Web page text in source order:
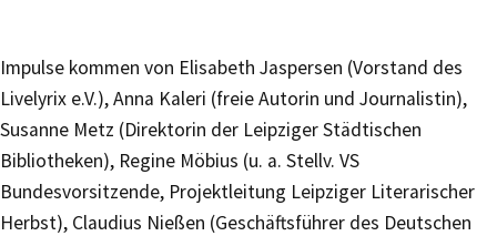
Impulse kommen von Elisabeth Jaspersen (Vorstand des
Livelyrix e.V.), Anna Kaleri (freie Autorin und Journalistin),
Susanne Metz (Direktorin der Leipziger Städtischen
Bibliotheken), Regine Möbius (u. a. Stellv. VS
Bundesvorsitzende, Projektleitung Leipziger Literarischer
Herbst), Claudius Nießen (Geschäftsführer des Deutschen